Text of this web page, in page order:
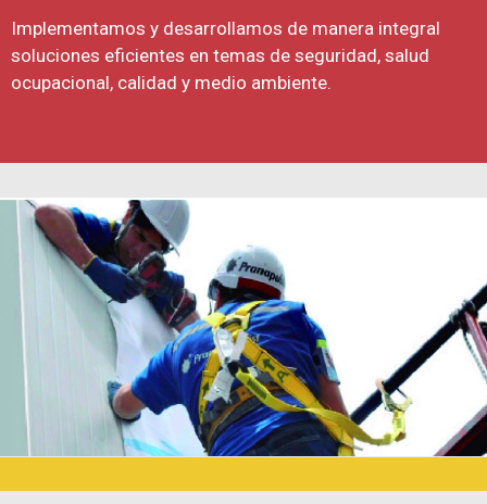
Implementamos y desarrollamos de manera integral
soluciones eficientes en temas de seguridad, salud
ocupacional, calidad y medio ambiente.